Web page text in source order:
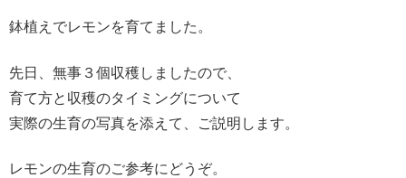
鉢植えでレモンを育てました。
先日、無事３個収穫しましたので、
育て方と収穫のタイミングについて
実際の生育の写真を添えて、ご説明します。
レモンの生育のご参考にどうぞ。